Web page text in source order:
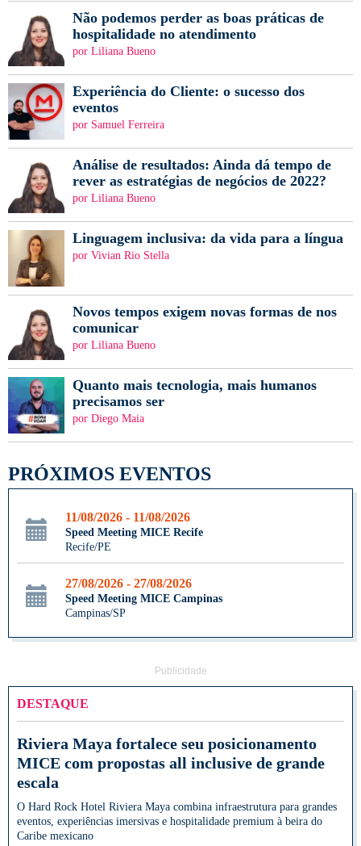
Não podemos perder as boas práticas de
hospitalidade no atendimento
por Liliana Bueno
Experiência do Cliente: o sucesso dos
eventos
por Samuel Ferreira
Análise de resultados: Ainda dá tempo de
rever as estratégias de negócios de 2022?
por Liliana Bueno
Linguagem inclusiva: da vida para a língua
por Vivian Rio Stella
Novos tempos exigem novas formas de nos
comunicar
por Liliana Bueno
Quanto mais tecnologia, mais humanos
precisamos ser
por Diego Maia
PRÓXIMOS EVENTOS
11/08/2026 - 11/08/2026
Speed Meeting MICE Recife
Recife/PE
27/08/2026 - 27/08/2026
Speed Meeting MICE Campinas
Campinas/SP
Publicidade
DESTAQUE
Riviera Maya fortalece seu posicionamento
MICE com propostas all inclusive de grande
escala
O Hard Rock Hotel Riviera Maya combina infraestrutura para grandes
eventos, experiências imersivas e hospitalidade premium à beira do
Caribe mexicano